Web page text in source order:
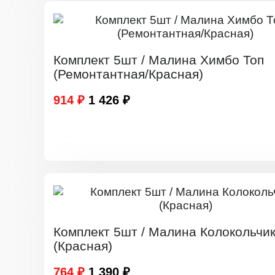
Комплект 5шт / Малина Химбо Топ
(Ремонтантная/Красная)
914 ₽ 1 426 ₽
Комплект 5шт / Малина Колокольчик
(Красная)
764 ₽ 1 390 ₽